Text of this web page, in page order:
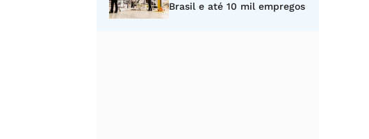
Brasil e até 10 mil empregos